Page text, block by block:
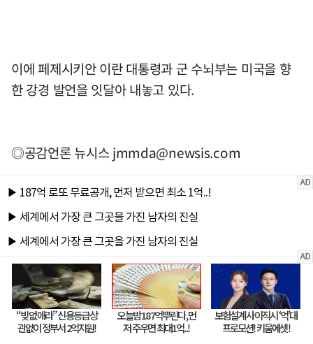
이에 페제시키안 이란 대통령과 군 수뇌부는 미국을 향
한 강경 발언을 잇달아 내놓고 있다.
◎공감언론 뉴시스 jmmda@newsis.com